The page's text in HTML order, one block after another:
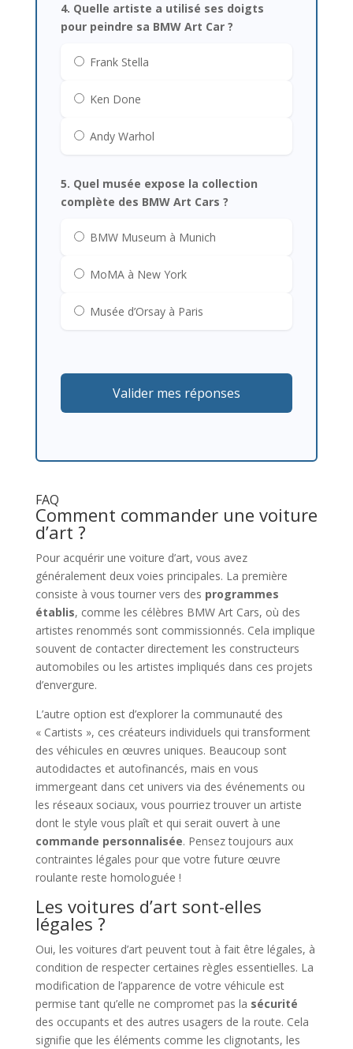
4. Quelle artiste a utilisé ses doigts
pour peindre sa BMW Art Car ?
Frank Stella
Ken Done
Andy Warhol
5. Quel musée expose la collection
complète des BMW Art Cars ?
BMW Museum à Munich
MoMA à New York
Musée d’Orsay à Paris
Valider mes réponses
FAQ
Comment commander une voiture
d’art ?
Pour acquérir une voiture d’art, vous avez
généralement deux voies principales. La première
consiste à vous tourner vers des programmes
établis, comme les célèbres BMW Art Cars, où des
artistes renommés sont commissionnés. Cela implique
souvent de contacter directement les constructeurs
automobiles ou les artistes impliqués dans ces projets
d’envergure.
L’autre option est d’explorer la communauté des
« Cartists », ces créateurs individuels qui transforment
des véhicules en œuvres uniques. Beaucoup sont
autodidactes et autofinancés, mais en vous
immergeant dans cet univers via des événements ou
les réseaux sociaux, vous pourriez trouver un artiste
dont le style vous plaît et qui serait ouvert à une
commande personnalisée. Pensez toujours aux
contraintes légales pour que votre future œuvre
roulante reste homologuée !
Les voitures d’art sont-elles
légales ?
Oui, les voitures d’art peuvent tout à fait être légales, à
condition de respecter certaines règles essentielles. La
modification de l’apparence de votre véhicule est
permise tant qu’elle ne compromet pas la sécurité
des occupants et des autres usagers de la route. Cela
signifie que les éléments comme les clignotants, les